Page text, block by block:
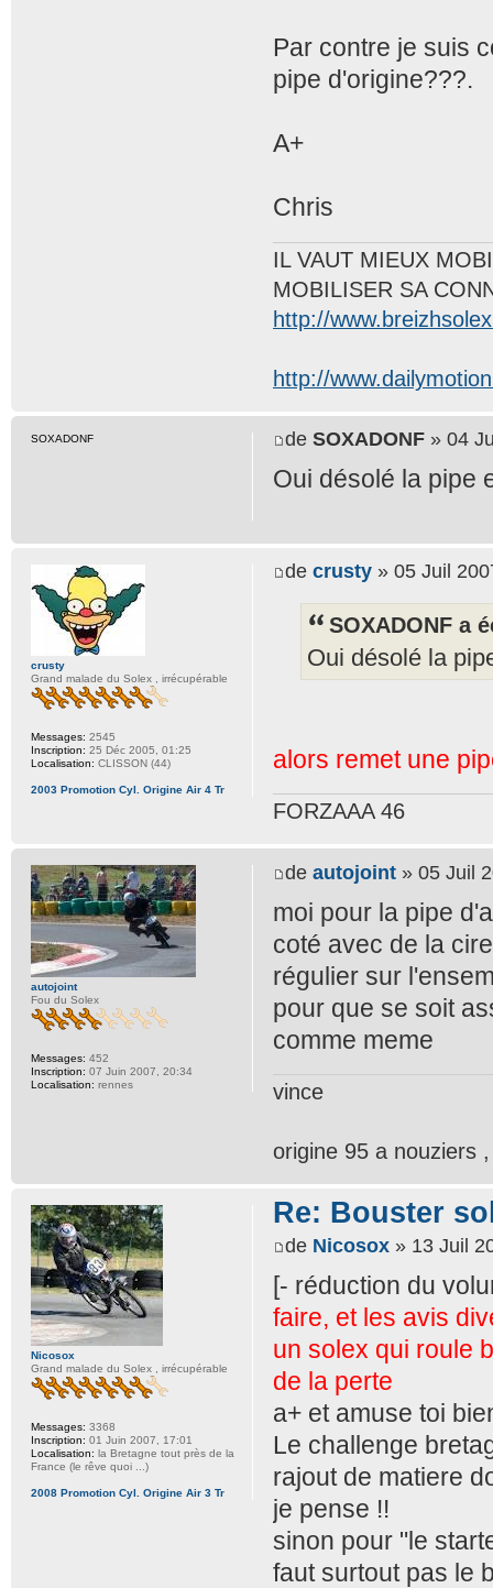
Par contre je suis
pipe d'origine???.
A+
Chris
IL VAUT MIEUX
MOBILISER SA
http://
http://
de SOXADONF » 04
Oui désolé la pipe
SOXADONF
de crusty » 05 Juil
SOXADONF a
Oui désolé la
alors remet une
FORZAAA 46
crusty
Grand malade du Solex , irrécupérable
Messages: 2545
Inscription: 25 Déc 2005, 01:25
Localisation: CLISSON (44)
2003 Promotion Cyl. Origine Air 4 Tr
de autojoint » 05 Juil
moi pour la pipe
coté avec de la
régulier sur
pour que se soit
comme meme
vince
origine 95 a nouziers
autojoint
Fou du Solex
Messages: 452
Inscription: 07 Juin 2007, 20:34
Localisation: rennes
Re: Bouster
de Nicosox » 13 Juil
[- réduction du
faire, et les avis
un solex qui roule
de la perte
a+ et amuse toi
Le challenge
rajout de matiere
je pense !!
sinon pour "le
faut surtout pas le
Nicosox
Grand malade du Solex , irrécupérable
Messages: 3368
Inscription: 01 Juin 2007, 17:01
Localisation: la Bretagne tout près de la
France (le rêve quoi ...)
2008 Promotion Cyl. Origine Air 3 Tr